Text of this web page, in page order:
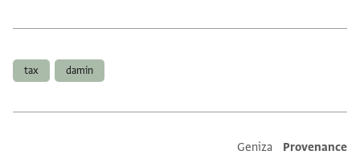
damin
tax
Additional metadata
Provenance
Geniza